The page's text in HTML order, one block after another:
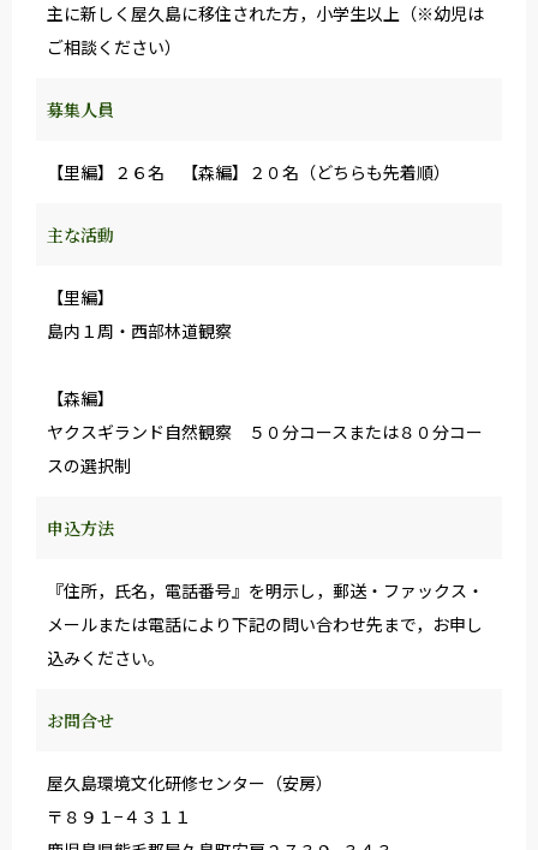
主に新しく屋久島に移住された方，小学生以上（※幼児は
ご相談ください）
募集人員
【里編】２６名 【森編】２０名（どちらも先着順）
主な活動
【里編】
島内１周・西部林道観察
【森編】
ヤクスギランド自然観察 ５０分コースまたは８０分コー
スの選択制
申込方法
『住所，氏名，電話番号』を明示し，郵送・ファックス・
メールまたは電話により下記の問い合わせ先まで，お申し
込みください。
お問合せ
屋久島環境文化研修センター（安房）
〒８９１−４３１１